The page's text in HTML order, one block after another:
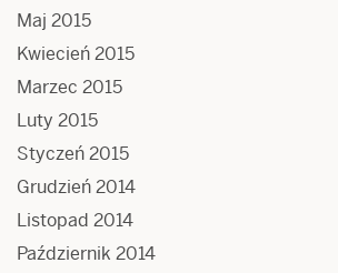
Maj 2015
Kwiecień 2015
Marzec 2015
Luty 2015
Styczeń 2015
Grudzień 2014
Listopad 2014
Październik 2014